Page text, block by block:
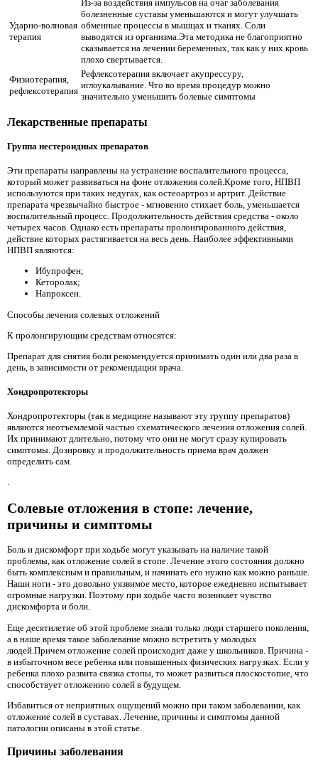
Ударно-волновая
терапия
Из-за воздействия импульсов на очаг заболевания
болезненные суставы уменьшаются и могут улучшать
обменные процессы в мышцах и тканях. Соли
выводятся из организма.Эта методика не благоприятно
сказывается на лечении беременных, так как у них кровь
плохо свертывается.
Физиотерапия,
рефлексотерапия
Рефлексотерапия включает акупрессуру,
иглоукалывание. Что во время процедур можно
значительно уменьшить болевые симптомы
Лекарственные препараты
Группа нестероидных препаратов
Эти препараты направлены на устранение воспалительного процесса,
который может развиваться на фоне отложения солей.Кроме того, НПВП
используются при таких недугах, как остеоартроз и артрит. Действие
препарата чрезвычайно быстрое - мгновенно стихает боль, уменьшается
воспалительный процесс. Продолжительность действия средства - около
четырех часов. Однако есть препараты пролонгированного действия,
действие которых растягивается на весь день. Наиболее эффективными
НПВП являются:
Ибупрофен;
Кеторолак;
Напроксен.
Способы лечения солевых отложений
К пролонгирующим средствам относятся:
Препарат для снятия боли рекомендуется принимать один или два раза в
день, в зависимости от рекомендации врача.
Хондропротекторы
Хондропротекторы (так в медицине называют эту группу препаратов)
являются неотъемлемой частью схематического лечения отложения солей.
Их принимают длительно, потому что они не могут сразу купировать
симптомы. Дозировку и продолжительность приема врач должен
определить сам.
.
Солевые отложения в стопе: лечение,
причины и симптомы
Боль и дискомфорт при ходьбе могут указывать на наличие такой
проблемы, как отложение солей в стопе. Лечение этого состояния должно
быть комплексным и правильным, и начинать его нужно как можно раньше.
Наши ноги - это довольно уязвимое место, которое ежедневно испытывает
огромные нагрузки. Поэтому при ходьбе часто возникает чувство
дискомфорта и боли.
Еще десятилетие об этой проблеме знали только люди старшего поколения,
а в наше время такое заболевание можно встретить у молодых
людей.Причем отложение солей происходит даже у школьников. Причина -
в избыточном весе ребенка или повышенных физических нагрузках. Если у
ребенка плохо развита связка стопы, то может развиться плоскостопие, что
способствует отложению солей в будущем.
Избавиться от неприятных ощущений можно при таком заболевании, как
отложение солей в суставах. Лечение, причины и симптомы данной
патологии описаны в этой статье.
Причины заболевания